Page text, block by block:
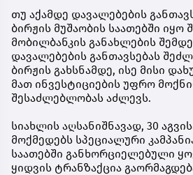
თუ აქამდე დავალებების
ბირჟის მუშაობის საათებში იყო
მობილბანკის განახლების
დავალებების განთავსებას
ბირჟის გახსნამდე, ისე მისი
მათ ინვესტიციების უფრო
შესაძლებლობას აძლევს.
სიახლის აღსანიშნავად, 30
მოქმედებს სპეციალური
საათებში განხორციელებული
ყიდვის ტრანზაქცია